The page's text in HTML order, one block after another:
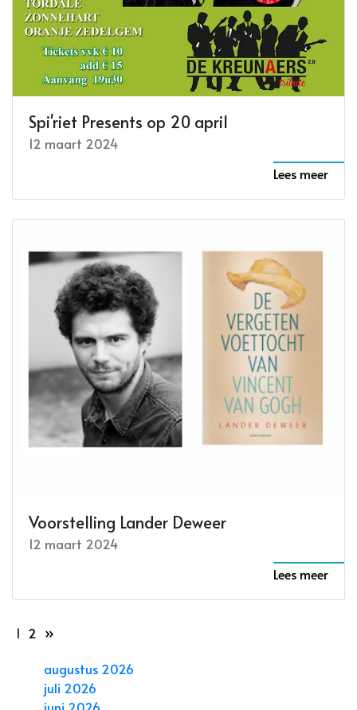
Spi'riet Presents op 20 april
12 maart 2024
Lees meer
Voorstelling Lander Deweer
12 maart 2024
Lees meer
1 2 »
augustus 2026
juli 2026
juni 2026